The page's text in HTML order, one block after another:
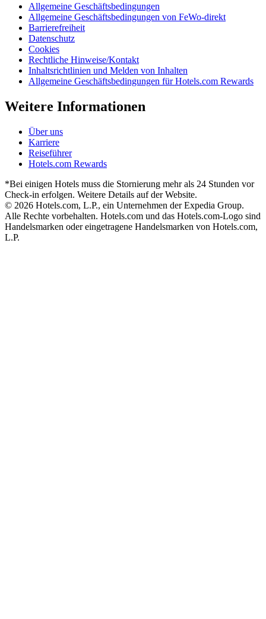
Allgemeine Geschäftsbedingungen
Allgemeine Geschäftsbedingungen von FeWo-direkt
Barrierefreiheit
Datenschutz
Cookies
Rechtliche Hinweise/Kontakt
Inhaltsrichtlinien und Melden von Inhalten
Allgemeine Geschäftsbedingungen für Hotels.com Rewards
Weitere Informationen
Über uns
Karriere
Reiseführer
Hotels.com Rewards
*Bei einigen Hotels muss die Stornierung mehr als 24 Stunden vor
Check-in erfolgen. Weitere Details auf der Website.
© 2026 Hotels.com, L.P., ein Unternehmen der Expedia Group.
Alle Rechte vorbehalten. Hotels.com und das Hotels.com-Logo sind
Handelsmarken oder eingetragene Handelsmarken von Hotels.com,
L.P.